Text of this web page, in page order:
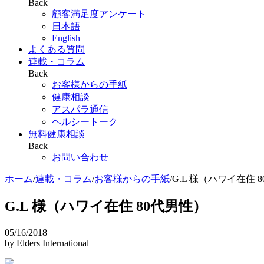
Back
顧客満足度アンケート
日本語
English
よくある質問
連載・コラム
Back
お客様からの手紙
健康相談
アスパラ通信
ヘルシートーク
無料健康相談
Back
お問い合わせ
ホーム/連載・コラム/お客様からの手紙/G.L 様（ハワイ在住
G.L 様（ハワイ在住 80代男性）
05/16/2018
by Elders International